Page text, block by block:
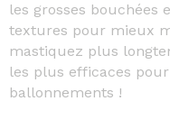
les grosses bouchées
textures pour mieux
mastiquez plus
les plus efficaces
ballonnements !